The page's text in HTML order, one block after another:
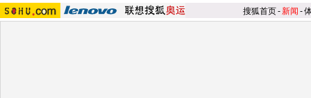
搜狐首页-新闻 -